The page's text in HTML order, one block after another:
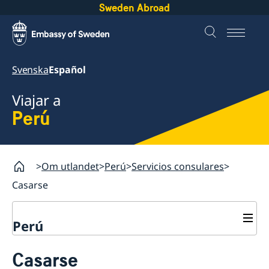
Sweden Abroad
SvenskaEspañol
Viajar a
Perú
Om utlandet Perú Servicios consulares
Casarse
Perú
Votar desde el extranjero
Casarse